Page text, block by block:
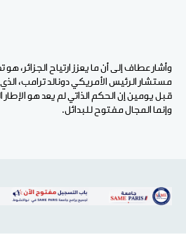
وأشار عطاف إلى أن ما يعزز ارتياح الجزائر،
مستشار الرئيس الأمريكي دونالد ترامب،
قبل يومين إن الحكم الذاتي لم يعد هو
وإنما المجال مفتوح للبدائل.